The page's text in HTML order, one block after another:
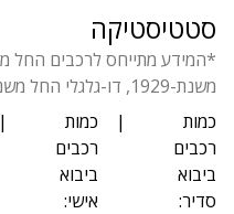
סטטיסטיקה
משנת-1929, דו-גלגלי החל משנת- 1955, יבוא סדיר עד 3.5 טון.
כמות
רכבים
ביבוא
סדיר:
|
כמות
רכבים
ביבוא
אישי:
|